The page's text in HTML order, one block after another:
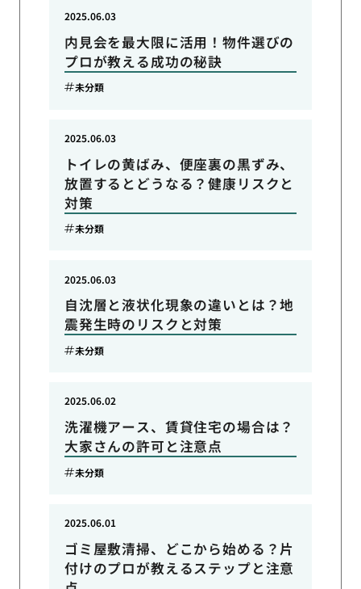
内見会を最大限に活用！物件選びの
プロが教える成功の秘訣
2025.06.03
未分類
トイレの黄ばみ、便座裏の黒ずみ、
放置するとどうなる？健康リスクと
対策
2025.06.03
未分類
自沈層と液状化現象の違いとは？地
震発生時のリスクと対策
2025.06.03
未分類
洗濯機アース、賃貸住宅の場合は？
大家さんの許可と注意点
2025.06.02
未分類
ゴミ屋敷清掃、どこから始める？片
付けのプロが教えるステップと注意
2025.06.01